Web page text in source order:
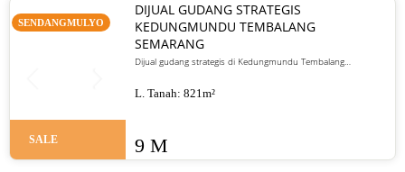
SENDANGMULYO
SALE
DIJUAL GUDANG STRATEGIS
KEDUNGMUNDU TEMBALANG
SEMARANG
Dijual gudang strategis di Kedungmundu Tembalang
L. Tanah: 821m²
9 M